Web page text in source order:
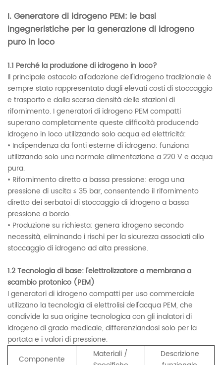
I. Generatore di idrogeno PEM: le basi
ingegneristiche per la generazione di idrogeno
puro in loco
1.1 Perché la produzione di idrogeno in loco?
Il principale ostacolo all'adozione dell'idrogeno tradizionale è
sempre stato rappresentato dagli elevati costi di stoccaggio
e trasporto e dalla scarsa densità delle stazioni di
rifornimento. I generatori di idrogeno PEM compatti
superano completamente queste difficoltà producendo
idrogeno in loco utilizzando solo acqua ed elettricità:
• Indipendenza da fonti esterne di idrogeno: funziona
utilizzando solo una normale alimentazione a 220 V e acqua
pura.
• Rifornimento diretto a bassa pressione: eroga una
pressione di uscita ≤ 35 bar, consentendo il rifornimento
diretto dei serbatoi di stoccaggio di idrogeno a bassa
pressione a bordo.
• Produzione su richiesta: genera idrogeno secondo
necessità, eliminando i rischi per la sicurezza associati allo
stoccaggio di idrogeno ad alta pressione.
1.2 Tecnologia di base: l'elettrolizzatore a membrana a
scambio protonico (PEM)
I generatori di idrogeno compatti per uso commerciale
utilizzano la tecnologia di elettrolisi dell'acqua PEM, che
condivide la sua origine tecnologica con gli inalatori di
idrogeno di grado medicale, differenziandosi solo per la
portata e i valori di pressione.
Componente
Materiali /
Descrizione